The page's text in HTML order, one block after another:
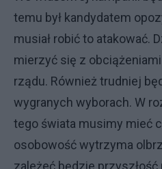
temu był kandydatem
musiał robić to atakować.
mierzyć się z
rządu. Również trudniej
wygranych wyborach. W
tego świata musimy mieć
osobowość wytrzyma
zależeć będzie przyszłość